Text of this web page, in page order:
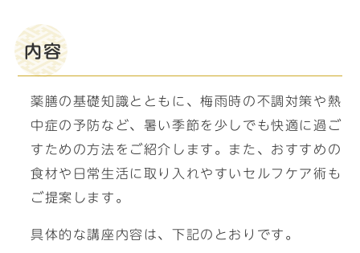
内容
薬膳の基礎知識とともに、梅雨時の不調対策や熱
中症の予防など、暑い季節を少しでも快適に過ご
すための方法をご紹介します。また、おすすめの
食材や日常生活に取り入れやすいセルフケア術も
ご提案します。
具体的な講座内容は、下記のとおりです。